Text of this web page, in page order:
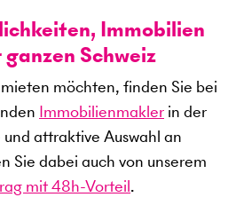
Immobilien
Schweiz
möchten, finden Sie bei
Immobilienmakler in der
und attraktive Auswahl an
Sie dabei auch von unserem
mit 48h-Vorteil.